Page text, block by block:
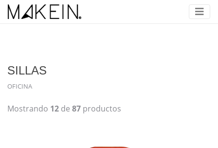
SILLAS
OFICINA
Mostrando 12 de 87 productos